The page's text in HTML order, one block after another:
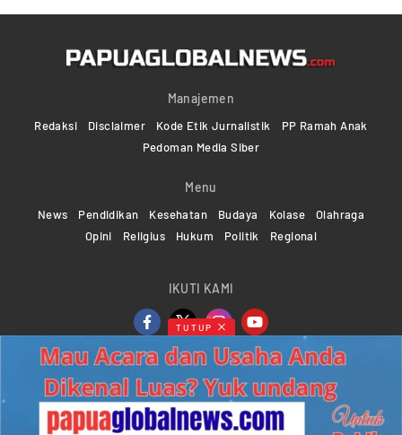
Manajemen
Redaksi Disclaimer Kode Etik Jurnalistik
PP Ramah Anak
Pedoman Media Siber
Menu
News Pendidikan Kesehatan Budaya Kolase
Olahraga
Opini
Religius Hukum Politik Regional
IKUTI KAMI
Copyright ©2024-2026 Papuaglobalnews.com | All rights
reserved
TUTUP